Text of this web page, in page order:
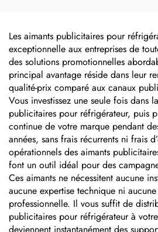
métallique
Les aimants publicitaires pour
exceptionnelle aux entreprises de
des solutions promotionnelles
principal avantage réside dans leur
qualité-prix comparé aux canaux
Vous investissez une seule fois dans
publicitaires pour réfrigérateur, puis
continue de votre marque pendant
années, sans frais récurrents ni frais
opérationnels des aimants
font un outil idéal pour des
Ces aimants ne nécessitent aucune
aucune expertise technique ni aucune
professionnelle. Il vous suffit de
publicitaires pour réfrigérateur à